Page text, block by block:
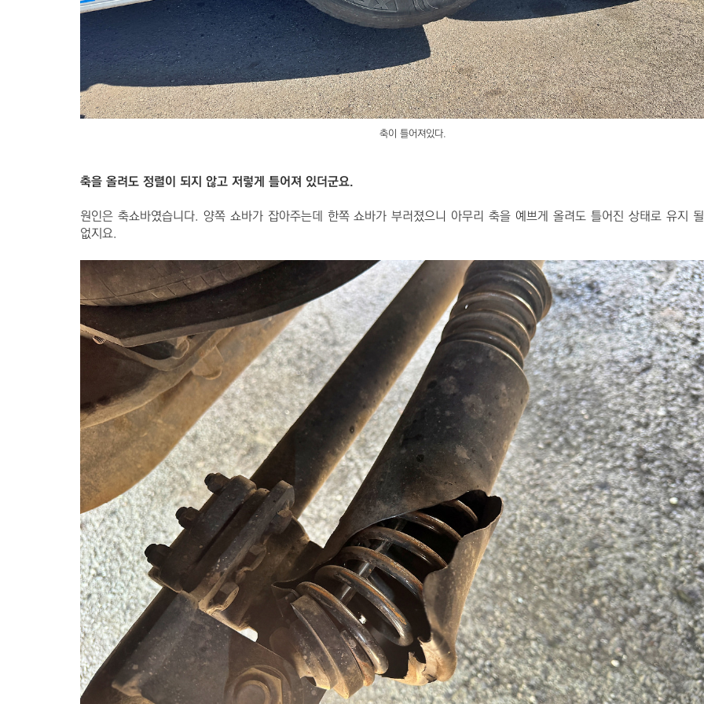
축이 틀어져있다.
축을 올려도 정렬이 되지 않고 저렇게 틀어져 있더군요.
원인은 축쇼바였습니다. 양쪽 쇼바가 잡아주는데 한쪽 쇼바가 부러졌으니 아무리 축을 예쁘게 올려도 틀어진 상태로 유지
없지요.